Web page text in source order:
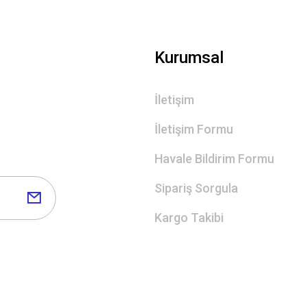
Kurumsal
İletişim
İletişim Formu
Havale Bildirim Formu
Sipariş Sorgula
Kargo Takibi